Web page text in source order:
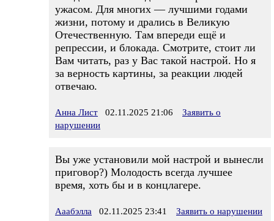
ужасом. Для многих — лучшими годами
жизни, потому и дрались в Великую
Отечественную. Там впереди ещё и
репрессии, и блокада. Смотрите, стоит ли
Вам читать, раз у Вас такой настрой. Но я
за верность картины, за реакции людей
отвечаю.
Анна Лист 02.11.2025 21:06
Заявить о
нарушении
Вы уже установили мой настрой и вынесли
приговор?) Молодость всегда лучшее
время, хоть бы и в концлагере.
Ааабэлла 02.11.2025 23:41 Заявить о нарушении